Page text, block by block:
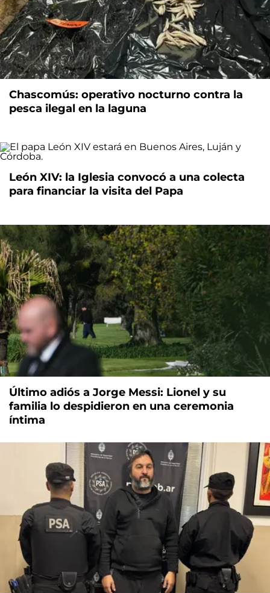
Chascomús: operativo nocturno contra la
pesca ilegal en la laguna
León XIV: la Iglesia convocó a una colecta
para financiar la visita del Papa
Último adiós a Jorge Messi: Lionel y su
familia lo despidieron en una ceremonia
íntima